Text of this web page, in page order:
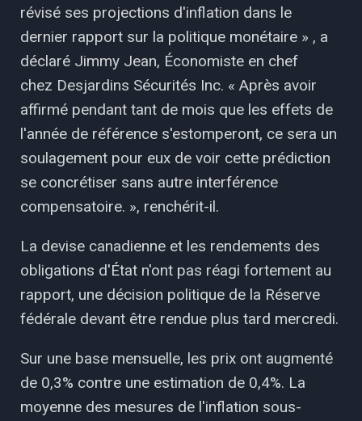
révisé ses projections d'inflation dans le
dernier rapport sur la politique monétaire » , a
déclaré Jimmy Jean, Économiste en chef
chez Desjardins Sécurités Inc. « Après avoir
affirmé pendant tant de mois que les effets de
l'année de référence s'estomperont, ce sera un
soulagement pour eux de voir cette prédiction
se concrétiser sans autre interférence
compensatoire. », renchérit-il.
La devise canadienne et les rendements des
obligations d'État n'ont pas réagi fortement au
rapport, une décision politique de la Réserve
fédérale devant être rendue plus tard mercredi.
Sur une base mensuelle, les prix ont augmenté
de 0,3% contre une estimation de 0,4%. La
moyenne des mesures de l'inflation sous-